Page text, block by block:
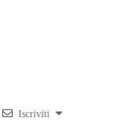
Iscriviti